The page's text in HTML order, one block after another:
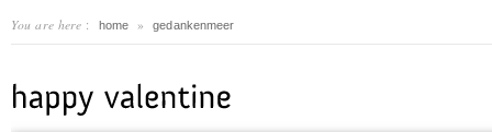
You are here : home » gedankenmeer